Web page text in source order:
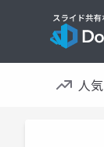
人気